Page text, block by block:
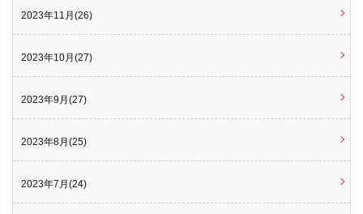
2023年11月(26)
2023年10月(27)
2023年9月(27)
2023年8月(25)
2023年7月(24)